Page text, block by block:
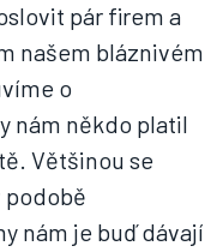
pár firem a
našem bláznivém
o
nám někdo platil
Většinou se
podobě
nám je buď dávají